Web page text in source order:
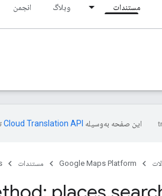
مستندات وبلاگ انجمن
این صفحه به‌وسیله
Google Maps Platform مستندات